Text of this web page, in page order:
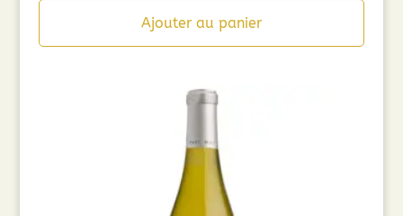
Ajouter au panier